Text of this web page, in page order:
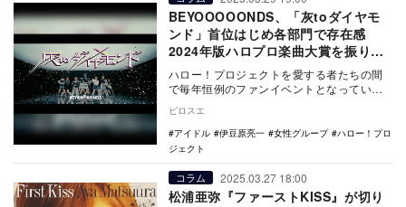
BEYOOOOONDS、「灰toダイヤモ
ンド」首位はじめ各部門で存在感
2024年版ハロプロ楽曲大賞を振り返
る
ハロー！プロジェクトを愛する者たちの間
で毎年恒例のファンイベントとなっている
ト上で投票を募…
ピロスエ
アイドル
伊豆原亮一 女性グループ
ハロー！プロ
ジェクト
コラム 2025.03.27 18:00
松浦亜弥『ファーストKISS』が切り